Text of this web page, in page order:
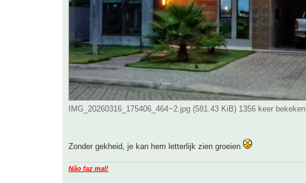
IMG_20260316_175406_464~2.jpg (581.43 KiB) 1356 keer bekeken
Zonder gekheid, je kan hem letterlijk zien groeien
Não faz mal!